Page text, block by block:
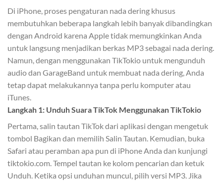
Di iPhone, proses pengaturan nada dering khusus
membutuhkan beberapa langkah lebih banyak dibandingkan
dengan Android karena Apple tidak memungkinkan Anda
untuk langsung menjadikan berkas MP3 sebagai nada dering.
Namun, dengan menggunakan TikTokio untuk mengunduh
audio dan GarageBand untuk membuat nada dering, Anda
tetap dapat melakukannya tanpa perlu komputer atau
iTunes.
Langkah 1: Unduh Suara TikTok Menggunakan TikTokio
Pertama, salin tautan TikTok dari aplikasi dengan mengetuk
tombol Bagikan dan memilih Salin Tautan. Kemudian, buka
Safari atau peramban apa pun di iPhone Anda dan kunjungi
tiktokio.com. Tempel tautan ke kolom pencarian dan ketuk
Unduh. Ketika opsi unduhan muncul, pilih versi MP3. Jika